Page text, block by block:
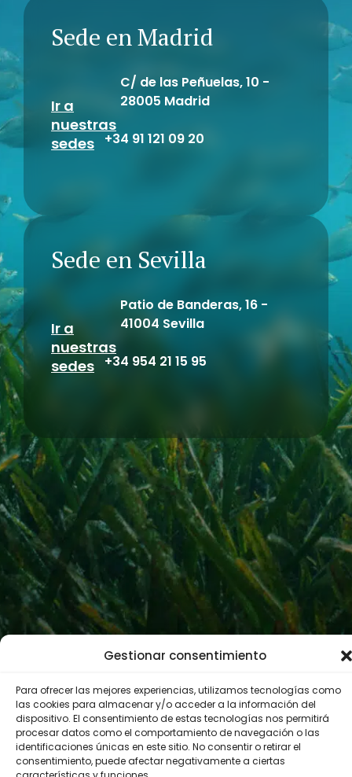
Gestionar consentimiento
Para ofrecer las mejores experiencias, utilizamos tecnologías como
las cookies para almacenar y/o acceder a la información del
dispositivo. El consentimiento de estas tecnologías nos permitirá
procesar datos como el comportamiento de navegación o las
identificaciones únicas en este sitio. No consentir o retirar el
consentimiento, puede afectar negativamente a ciertas
Sede en Madrid
C/ de las Peñuelas, 10 -
28005 Madrid
+34 91 121 09 20
Ir a
nuestras
sedes
Sede en Sevilla
Patio de Banderas, 16 -
41004 Sevilla
+34 954 21 15 95
Ir a
nuestras
sedes
© 2022 Fundación Biodiversidad
Política de privacidad
Aviso legal
Accesibilidad
Política de cookies
Canal de denuncias